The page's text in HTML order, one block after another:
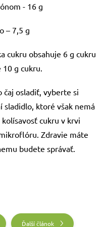
- 16 g
– 7,5 g
cukru obsahuje 6 g cukru
10 g cukru.
čaj osladiť, vyberte si
sladidlo, ktoré však nemá
cukru v krvi
Zdravie máte
budete správať.
Ďalší článok